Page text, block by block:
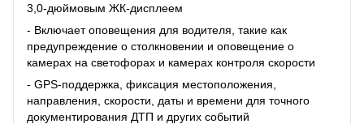
3,0-дюймовым ЖК-дисплеем
- Включает оповещения для водителя, такие как
предупреждение о столкновении и оповещение о
камерах на светофорах и камерах контроля скорости
- GPS-поддержка, фиксация местоположения,
направления, скорости, даты и времени для точного
документирования ДТП и других событий